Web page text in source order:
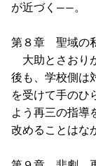
が近づく――。
第８章 聖域の
大助とさおり
後も、学校側は
を受けて手のひ
よう再三の指導
改めることはな